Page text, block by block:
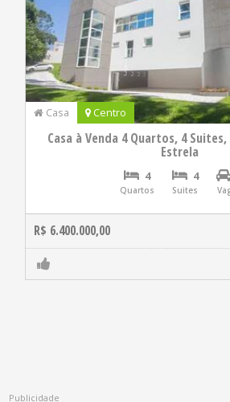
Casa Centro
Casa à Venda 4 Quartos, 4 Suites,
Estrela
4
Quartos
4
Suites
R$ 6.400.000,00